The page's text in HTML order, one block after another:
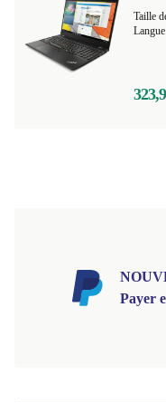
Taille
Payer